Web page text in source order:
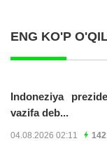
ENG KO'P
Indoneziya
vazifa deb...
04.08.2026 02:11